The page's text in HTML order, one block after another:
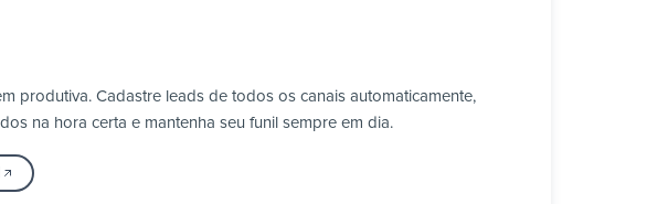
produtiva. Cadastre leads de todos os canais automaticamente,
na hora certa e mantenha seu funil sempre em dia.